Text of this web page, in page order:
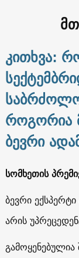
კითხვა:
როგორია
ბევრი
სომხეთის
ბევრი
არის
გამოყენებულია